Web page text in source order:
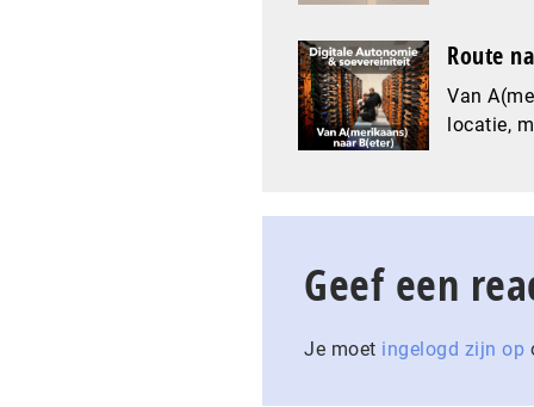
Route
Van
locatie,
Geef een
Je moet ingelogd zijn op